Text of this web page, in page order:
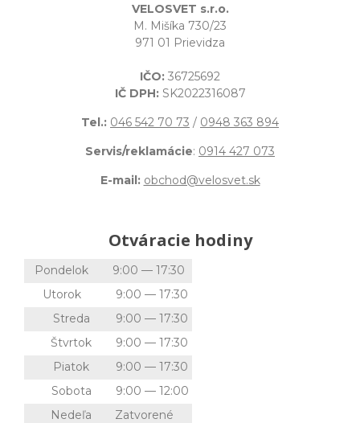
VELOSVET s.r.o.
M. Mišíka 730/23
971 01 Prievidza
IČO: 36725692
IČ DPH: SK2022316087
Tel.: 046 542 70 73 / 0948 363 894
Servis/reklamácie: 0914 427 073
E-mail: obchod@velosvet.sk
Otváracie hodiny
Pondelok
9:00 — 17:30
Utorok
9:00 — 17:30
Streda
9:00 — 17:30
Štvrtok
9:00 — 17:30
Piatok
9:00 — 17:30
Sobota
9:00 — 12:00
Nedeľa
Zatvorené